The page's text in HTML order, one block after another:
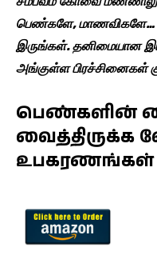
பெண்களே, மாணவிகளே…
இருங்கள். தனிமையான
அங்குள்ள பிரச்சினைகள்
பெண்களின்
வைத்திருக்க
உபகரணங்கள்